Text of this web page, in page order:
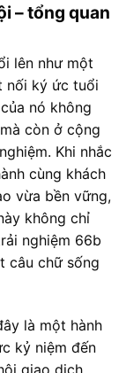
– tổng quan
lên như một
nối ký ức tuổi
nó không
còn ở cộng
Khi nhắc
cùng khách
vừa bền vững,
không chỉ
nghiệm 66b
câu chữ sống
là một hành
kỷ niệm đến
giao dịch